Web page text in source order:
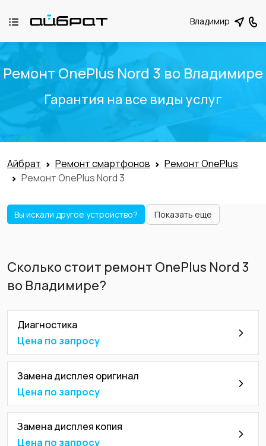
Владимир
Ремонт OnePlus Nord 3 во Владимире
Гарантия на все виды услуг
Айбрат Ремонт смартфонов
Ремонт OnePlus
Ремонт OnePlus Nord 3
Вы искали другое устройство? Показать еще
Сколько стоит ремонт OnePlus Nord 3
во Владимире?
Диагностика
Цена по запросу
Замена дисплея оригинал
Цена по запросу
Замена дисплея копия
Цена по запросу